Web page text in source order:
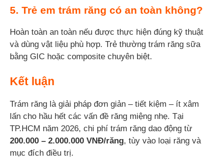
5. Trẻ em trám răng có an toàn không?
Hoàn toàn an toàn nếu được thực hiện đúng kỹ thuật
và dùng vật liệu phù hợp. Trẻ thường trám răng sữa
bằng GIC hoặc composite chuyên biệt.
Kết luận
Trám răng là giải pháp đơn giản – tiết kiệm – ít xâm
lấn cho hầu hết các vấn đề răng miệng nhẹ. Tại
TP.HCM năm 2026, chi phí trám răng dao động từ
200.000 – 2.000.000 VNĐ/răng, tùy vào loại răng và
mục đích điều trị.